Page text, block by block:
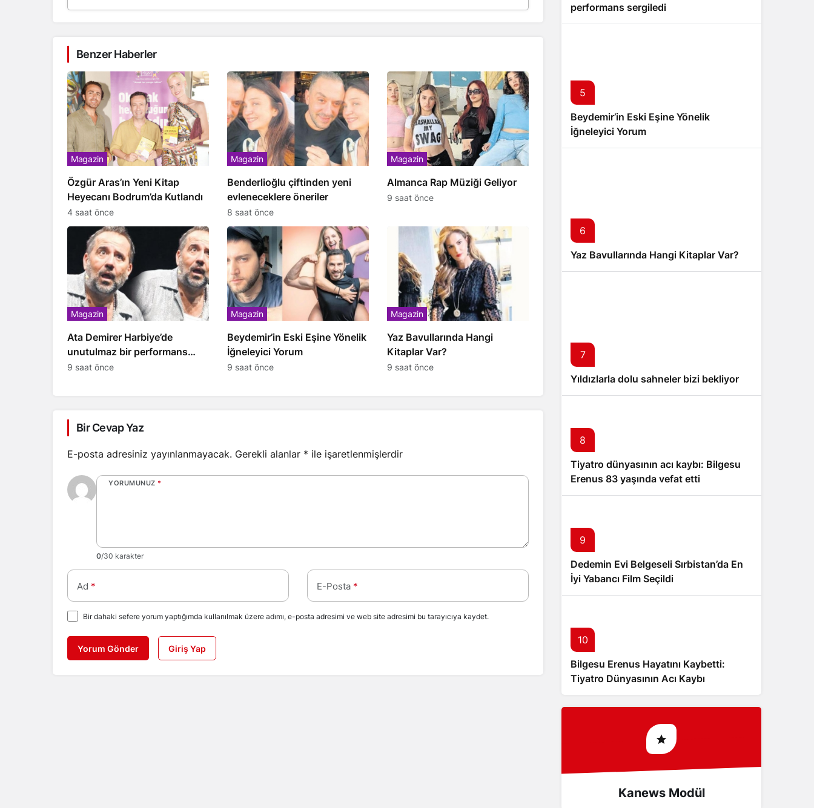
Benzer Haberler
Özgür Aras’ın Yeni Kitap
Heyecanı Bodrum’da Kutlandı
Magazin
4 saat önce
Benderlioğlu çiftinden yeni
evleneceklere öneriler
Magazin
8 saat önce
Almanca Rap Müziği Geliyor
Magazin
9 saat önce
Ata Demirer Harbiye’de
unutulmaz bir performans
sergiledi
Magazin
9 saat önce
Beydemir’in Eski Eşine Yönelik
İğneleyici Yorum
Magazin
9 saat önce
Yaz Bavullarında Hangi
Kitaplar Var?
Magazin
9 saat önce
Bir Cevap Yaz
E-posta adresiniz yayınlanmayacak. Gerekli alanlar * ile işaretlenmişlerdir
YORUMUNUZ *
0/30 karakter
Ad * E-Posta *
Bir dahaki sefere yorum yaptığımda kullanılmak üzere adımı, e-posta adresimi ve web site adresimi bu tarayıcıya kaydet.
Yorum Gönder Giriş Yap
performans sergiledi
5
Beydemir’in Eski Eşine Yönelik
İğneleyici Yorum
6
Yaz Bavullarında Hangi Kitaplar Var?
7
Yıldızlarla dolu sahneler bizi bekliyor
8
Tiyatro dünyasının acı kaybı: Bilgesu
Erenus 83 yaşında vefat etti
9
Dedemin Evi Belgeseli Sırbistan’da En
İyi Yabancı Film Seçildi
10
Bilgesu Erenus Hayatını Kaybetti:
Tiyatro Dünyasının Acı Kaybı
Kanews Modül